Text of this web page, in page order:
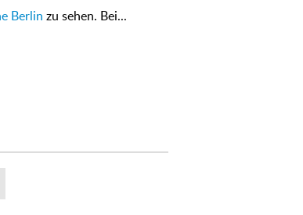
Berlin zu sehen. Bei...